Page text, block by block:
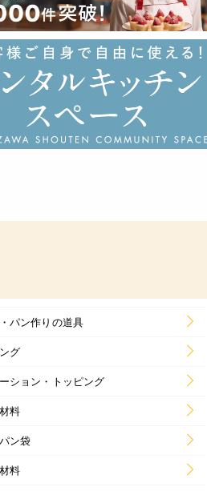
パン作りの道具
グ
ション・トッピング
料
ン袋
料